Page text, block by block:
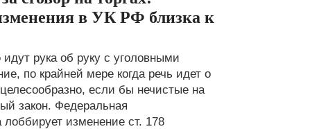
в УК РФ близка к
рука об руку с уголовными
по крайней мере когда речь идет о
если бы нечистые на
закон. Федеральная
изменение ст. 178